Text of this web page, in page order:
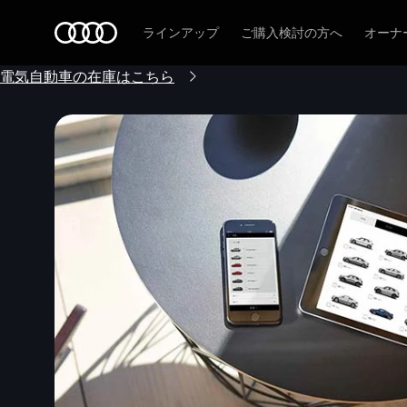
ラインアップ ご購入検討の方へ オーナ
電気自動車の在庫はこちら